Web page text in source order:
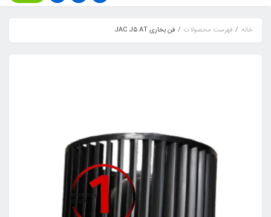
خانه فهرست محصولات فن بخاری JAC J5 AT